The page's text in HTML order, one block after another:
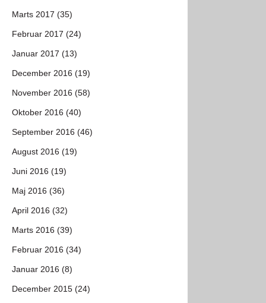
Marts 2017 (35)
Februar 2017 (24)
Januar 2017 (13)
December 2016 (19)
November 2016 (58)
Oktober 2016 (40)
September 2016 (46)
August 2016 (19)
Juni 2016 (19)
Maj 2016 (36)
April 2016 (32)
Marts 2016 (39)
Februar 2016 (34)
Januar 2016 (8)
December 2015 (24)